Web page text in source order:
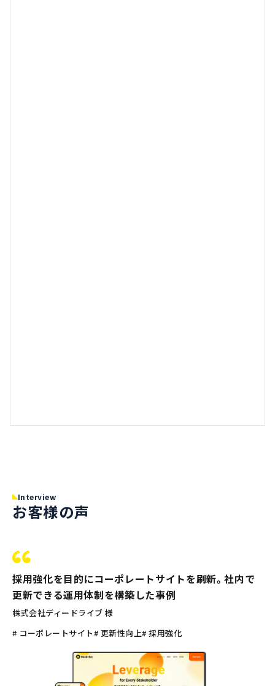
Interview
お客様の声
採用強化を目的にコーポレートサイトを刷新。社内で
更新できる運用体制を構築した事例
株式会社ディードライブ 様
# コーポレートサイト# 更新性向上# 採用強化